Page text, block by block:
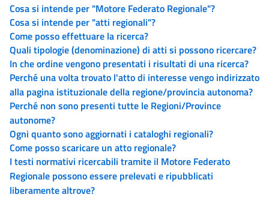
Cosa si intende per "Motore Federato Regionale"?
Cosa si intende per "atti regionali"?
Come posso effettuare la ricerca?
Quali tipologie (denominazione) di atti si possono ricercare?
In che ordine vengono presentati i risultati di una ricerca?
Perché una volta trovato l'atto di interesse vengo indirizzato
alla pagina istituzionale della regione/provincia autonoma?
Perché non sono presenti tutte le Regioni/Province
autonome?
Ogni quanto sono aggiornati i cataloghi regionali?
Come posso scaricare un atto regionale?
I testi normativi ricercabili tramite il Motore Federato
Regionale possono essere prelevati e ripubblicati
liberamente altrove?